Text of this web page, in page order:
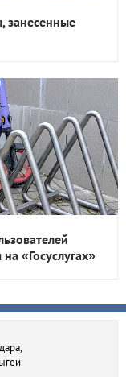
занесенные
«Госуслугах»